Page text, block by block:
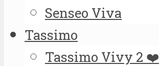
Senseo Viva
Tassimo
Tassimo Vivy 2 ❤️